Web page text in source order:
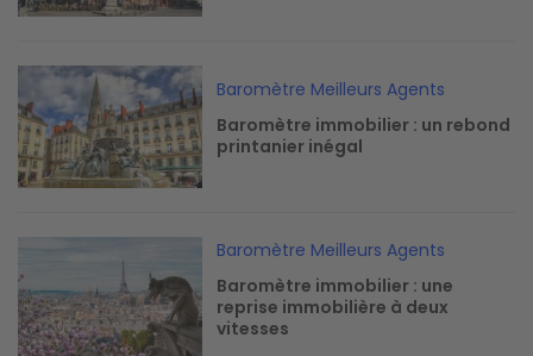
Image
Baromètre Meilleurs Agents
Baromètre immobilier : un rebond
printanier inégal
Baromètre Meilleurs Agents
Baromètre immobilier : une
reprise immobilière à deux
vitesses